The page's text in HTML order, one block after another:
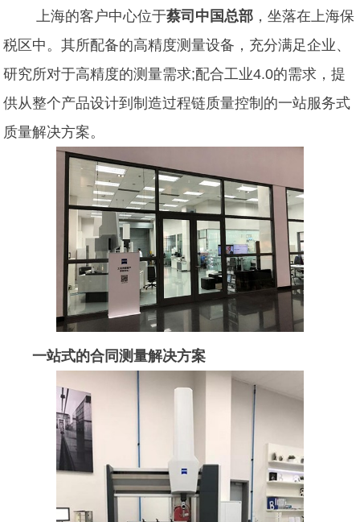
上海的客户中心位于蔡司中国总部 ，坐落在上海保
税区中。其所配备的高精度测量设备，充分满足企业、
研究所对于高精度的测量需求;配合工业4.0的需求，提
供从整个产品设计到制造过程链质量控制的一站服务式
质量解决方案。
一站式的合同测量解决方案